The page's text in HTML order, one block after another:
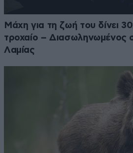
Μάχη για τη ζωή του δίνει
τροχαίο –
Λαμίας